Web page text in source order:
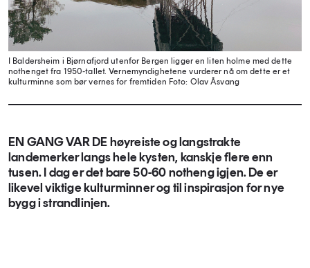
I Baldersheim i Bjørnafjord utenfor Bergen ligger en liten holme med dette
nothenget fra 1950-tallet. Vernemyndighetene vurderer nå om dette er et
kulturminne som bør vernes for fremtiden Foto: Olav Åsvang
EN GANG VAR DE høyreiste og langstrakte
landemerker langs hele kysten, kanskje flere enn
tusen. I dag er det bare 50-60 notheng igjen. De er
likevel viktige kulturminner og til inspirasjon for nye
bygg i strandlinjen.